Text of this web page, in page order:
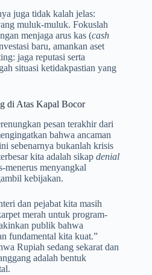
juga tidak kalah jelas:
muluk-muluk. Fokuslah
menjaga arus kas (cash
baru, amankan aset
jaga reputasi serta
situasi ketidakpastian yang
di Atas Kapal Bocor
pesan terakhir dari
bahwa ancaman
sebenarnya bukanlah krisis
kita adalah sikap denial
menyangkal
kebijakan.
dan pejabat kita masih
merah untuk program-
publik bahwa
fundamental kita kuat.”
Rupiah sedang sekarat dan
adalah bentuk